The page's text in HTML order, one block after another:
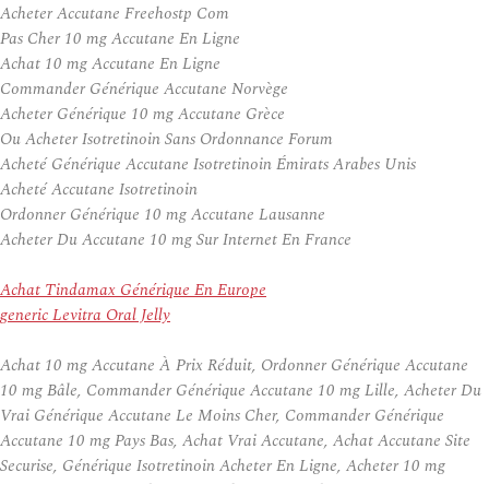
Acheter Accutane Freehostp Com
Pas Cher 10 mg Accutane En Ligne
Achat 10 mg Accutane En Ligne
Commander Générique Accutane Norvège
Acheter Générique 10 mg Accutane Grèce
Ou Acheter Isotretinoin Sans Ordonnance Forum
Acheté Générique Accutane Isotretinoin Émirats Arabes Unis
Acheté Accutane Isotretinoin
Ordonner Générique 10 mg Accutane Lausanne
Acheter Du Accutane 10 mg Sur Internet En France
Achat Tindamax Générique En Europe
generic Levitra Oral Jelly
Achat 10 mg Accutane À Prix Réduit, Ordonner Générique Accutane
10 mg Bâle, Commander Générique Accutane 10 mg Lille, Acheter Du
Vrai Générique Accutane Le Moins Cher, Commander Générique
Accutane 10 mg Pays Bas, Achat Vrai Accutane, Achat Accutane Site
Securise, Générique Isotretinoin Acheter En Ligne, Acheter 10 mg